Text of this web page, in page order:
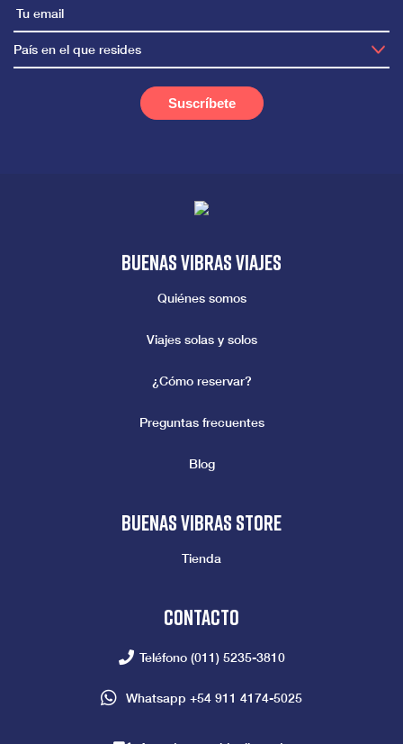
País en el que resides
Buenas vibras viajes
Quiénes somos
Viajes solas y solos
¿Cómo reservar?
Preguntas frecuentes
Blog
Buenas vibras store
Tienda
Contacto
Teléfono (011) 5235-3810
Whatsapp +54 911 4174-5025